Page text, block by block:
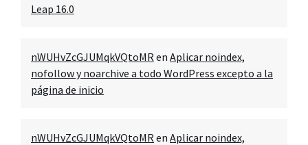
Leap 16.0
nWUHvZcGJUMqkVQtoMRen Aplicar noindex,
nofollow y noarchive a todo WordPress excepto a la
página de inicio
nWUHvZcGJUMqkVQtoMRen Aplicar noindex,